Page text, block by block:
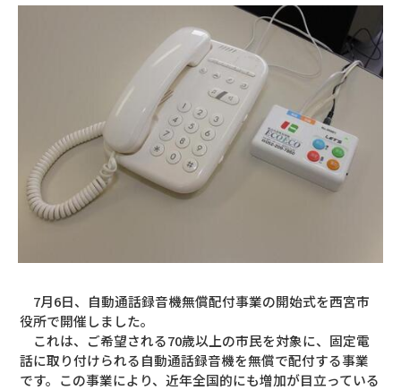
7月6日、自動通話録音機無償配付事業の開始式を西宮市
役所で開催しました。
これは、ご希望される70歳以上の市民を対象に、固定電
話に取り付けられる自動通話録音機を無償で配付する事業
です。この事業により、近年全国的にも増加が目立っている